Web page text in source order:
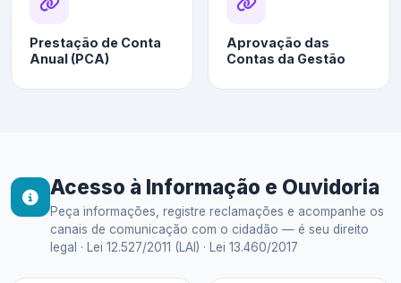
Prestação de Conta
Anual (PCA)
Aprovação das
Contas da Gestão
Acesso à Informação e Ouvidoria
Peça informações, registre reclamações e acompanhe os
canais de comunicação com o cidadão — é seu direito
legal · Lei 12.527/2011 (LAI) · Lei 13.460/2017